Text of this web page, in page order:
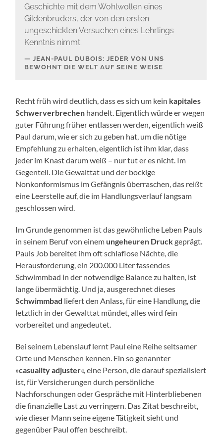
Geschichte mit dem Wohlwollen eines
Gildenbruders, der von den ersten
ungeschickten Versuchen eines Lehrlings
Kenntnis nimmt.
JEAN-PAUL DUBOIS: JEDER VON UNS
BEWOHNT DIE WELT AUF SEINE WEISE
Recht früh wird deutlich, dass es sich um kein kapitales
Schwerverbrechen handelt. Eigentlich würde er wegen
guter Führung früher entlassen werden, eigentlich weiß
Paul darum, wie er sich zu geben hat, um die nötige
Empfehlung zu erhalten, eigentlich ist ihm klar, dass
jeder im Knast darum weiß – nur tut er es nicht. Im
Gegenteil. Die Gewalttat und der bockige
Nonkonformismus im Gefängnis überraschen, das reißt
eine Leerstelle auf, die im Handlungsverlauf langsam
geschlossen wird.
Im Grunde genommen ist das gewöhnliche Leben Pauls
in seinem Beruf von einem ungeheuren Druckgeprägt.
Pauls Job bereitet ihm oft schlaflose Nächte, die
Herausforderung, ein 200.000 Liter fassendes
Schwimmbad in der notwendige Balance zu halten, ist
lange übermächtig. Und ja, ausgerechnet dieses
Schwimmbad liefert den Anlass, für eine Handlung, die
letztlich in der Gewalttat mündet, alles wird fein
vorbereitet und angedeutet.
Bei seinem Lebenslauf lernt Paul eine Reihe seltsamer
Orte und Menschen kennen. Ein so genannter
»casuality adjuster«, eine Person, die darauf spezialisiert
ist, für Versicherungen durch persönliche
Nachforschungen oder Gespräche mit Hinterbliebenen
die finanzielle Last zu verringern. Das Zitat beschreibt,
wie dieser Mann seine eigene Tätigkeit sieht und
gegenüber Paul offen beschreibt.